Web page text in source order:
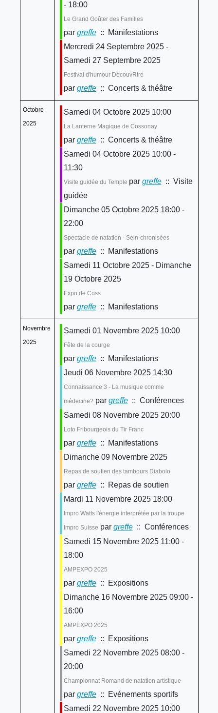
- 18:00
Le Grand Goûter des Familles
par greffe:: Manifestations
Mercredi 24 Septembre 2025 -
Samedi 27 Septembre 2025
Festival d'humour DécouvRire
par greffe:: Concerts & théâtre
Octobre
2025
Samedi 04 Octobre 2025 10:00
La Lanterne Magique de Cossonay
par greffe:: Concerts & théâtre
Samedi 04 Octobre 2025 10:00 -
11:30
Visite guidée du Temple par greffe:: Visite
guidée
Dimanche 05 Octobre 2025 18:00 -
22:00
Spectacle de natation - Sein-chronisées
par greffe:: Manifestations
Samedi 11 Octobre 2025 - Dimanche
19 Octobre 2025
Expo de Coss
par greffe:: Manifestations
Novembre
2025
Samedi 01 Novembre 2025 10:00
Fête de la courge
par greffe:: Manifestations
Jeudi 06 Novembre 2025 14:30
Connaissance 3 - La musique comme
médecine? par greffe:: Conférences
Samedi 08 Novembre 2025 20:00
Loto Fribourgeois du Tir Franc
par greffe:: Manifestations
Dimanche 09 Novembre 2025
Repas de soutien des tambours Diabolo
par greffe:: Repas de soutien
Mardi 11 Novembre 2025 18:00
Impro Watts l'énergie interprétée par la troupe
Impro Suisse par greffe:: Conférences
Samedi 15 Novembre 2025 11:00 -
18:00
AMPEXPO 2025
par greffe:: Expositions
Dimanche 16 Novembre 2025 09:00 -
16:00
AMPEXPO 2025
par greffe:: Expositions
Samedi 22 Novembre 2025 08:00 -
20:00
Championnat Romand de natation artistique
par greffe:: Evénements sportifs
Samedi 22 Novembre 2025 10:00